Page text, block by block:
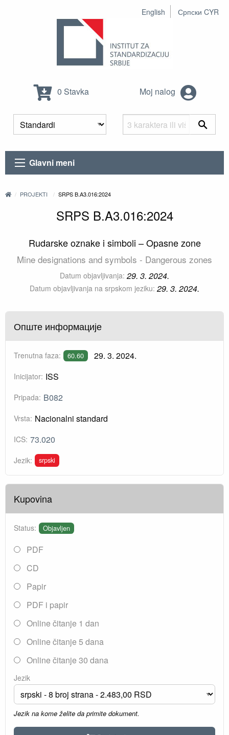
English Српски CYR
0 Stavka Moj nalog
Glavni meni
PROJEKTI SRPS B.A3.016:2024
SRPS B.A3.016:2024
Rudarske oznake i simboli – Opasne zone
Mine designations and symbols - Dangerous zones
Datum objavljivanja: 29. 3. 2024.
Datum objavljivanja na srpskom jeziku: 29. 3. 2024.
Опште информације
Trenutna faza: 60.60 29. 3. 2024.
Inicijator: ISS
Pripada: B082
Vrsta: Nacionalni standard
ICS: 73.020
Jezik: srpski
Kupovina
Status: Objavljen
PDF
CD
Papir
PDF i papir
Online čitanje 1 dan
Online čitanje 5 dana
Online čitanje 30 dana
Jezik
Jezik na kome želite da primite dokument.